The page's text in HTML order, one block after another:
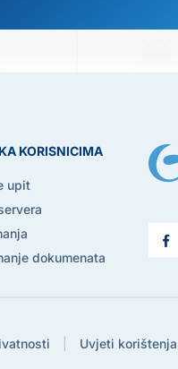
KORISNICIMA
upit
dokumenata
Uvjeti korištenja